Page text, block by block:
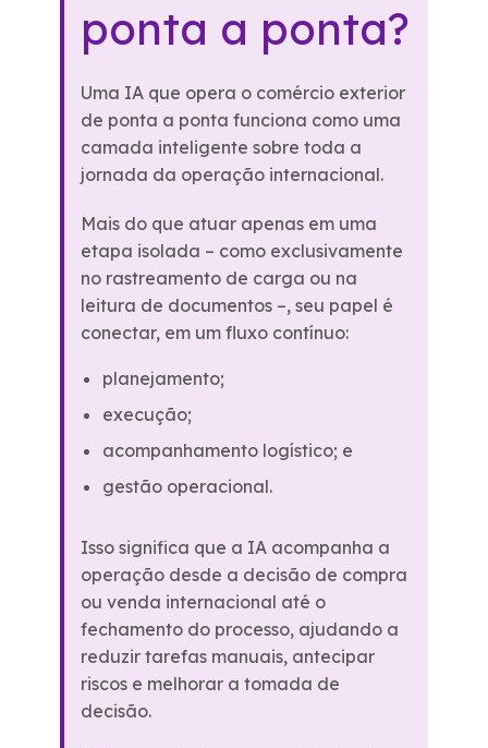
ponta a ponta?
Uma IA que opera o comércio exterior
de ponta a ponta funciona como uma
camada inteligente sobre toda a
jornada da operação internacional.
Mais do que atuar apenas em uma
etapa isolada – como exclusivamente
no rastreamento de carga ou na
leitura de documentos –, seu papel é
conectar, em um fluxo contínuo:
planejamento;
execução;
acompanhamento logístico; e
gestão operacional.
Isso significa que a IA acompanha a
operação desde a decisão de compra
ou venda internacional até o
fechamento do processo, ajudando a
reduzir tarefas manuais, antecipar
riscos e melhorar a tomada de
decisão.